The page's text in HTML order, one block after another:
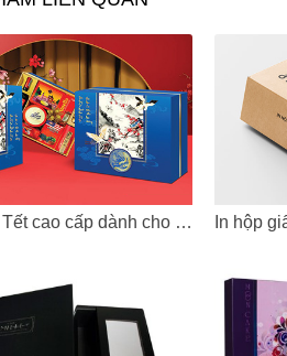
Vỏ hộp quà Tết cao cấp dành cho doanh nghiệp